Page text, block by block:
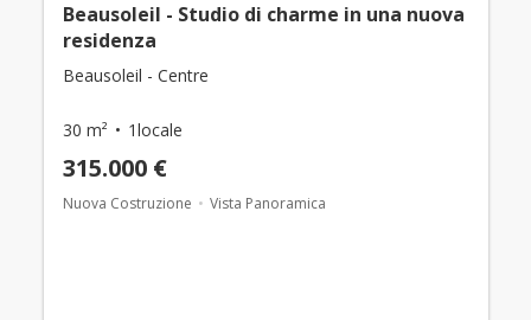
Beausoleil - Studio di charme in una nuova
residenza
Beausoleil - Centre
30 m² 1locale
315.000 €
Nuova Costruzione Vista Panoramica